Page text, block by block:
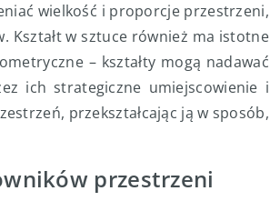
wielkość i proporcje przestrzeni,
Kształt w sztuce również ma istotne
– kształty mogą nadawać
ich strategiczne umiejscowienie i
przekształcając ją w sposób,
przestrzeni